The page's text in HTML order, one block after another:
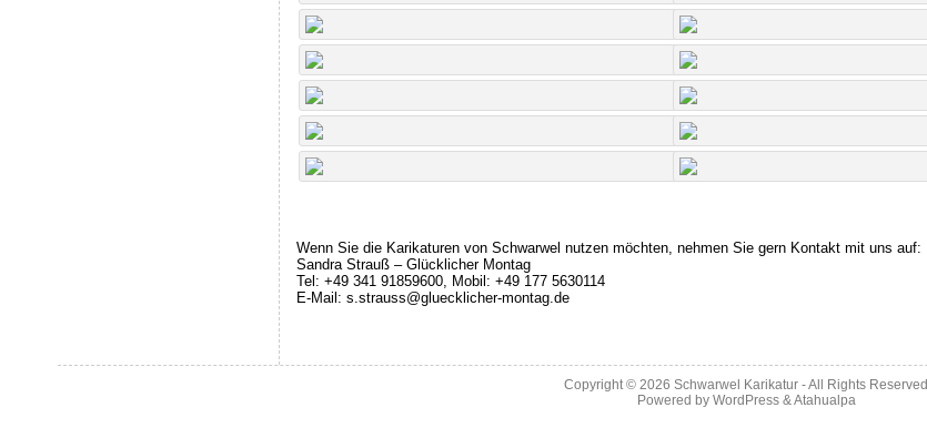
Wenn Sie die Karikaturen von Schwarwel nutzen möchten, nehmen Sie gern Kontakt mit uns auf:
Sandra Strauß – Glücklicher Montag
Tel: +49 341 91859600, Mobil: +49 177 5630114
E-Mail: s.strauss@gluecklicher-montag.de
Copyright © 2026 Schwarwel Karikatur - All Rights Reserved
Powered by WordPress&Atahualpa